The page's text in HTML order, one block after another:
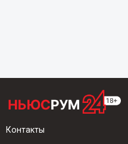
Контакты